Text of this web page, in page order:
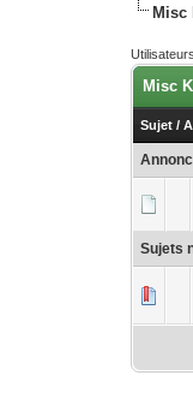
Misc
Misc
Sujet /
Sujets